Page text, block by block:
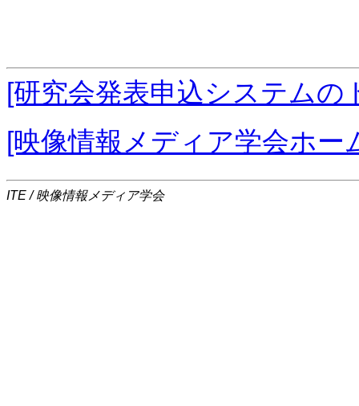
[研究会発表申込システム
[映像情報メディア学会ホー
ITE / 映像情報メディア学会